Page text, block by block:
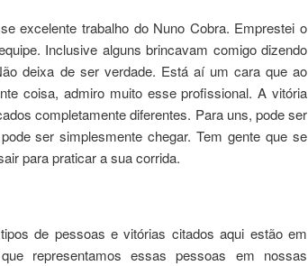
excelente trabalho do Nuno Cobra. Emprestei o
Inclusive alguns brincavam comigo dizendo
deixa de ser verdade. Está aí um cara que ao
coisa, admiro muito esse profissional. A vitória
completamente diferentes. Para uns, pode ser
ser simplesmente chegar. Tem gente que se
para praticar a sua corrida.
de pessoas e vitórias citados aqui estão em
representamos essas pessoas em nossas